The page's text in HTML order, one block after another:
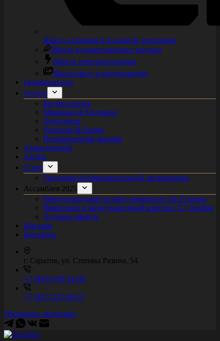
Школа сахарной и восковой депиляции
Школа художественного татуажа
Школа электроэпиляции
Школа фото и продвижения
Онлайн-курсы
Услуги
Косметология
Маникюр & Педикюр
Депиляция
Ресницы & Брови
Перманентный макияж
Аккредитация
Акции
О нас
Сведения об образовательной организации
Ассамблея 2025
Международный онлайн-чемпионат 20-25 июня
Чемпионат и международный конгресс 5-7 ноября
Договор оферты
Магазин
Контакты
г. Саратов, ул. Степана Разина, 54
+7 (8452) 90-24-00
+7 (927) 227-09-57
Проверить лицензию